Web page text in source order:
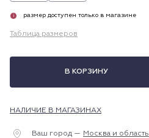
i размер доступен только в магазине
Таблица размеров
В КОРЗИНУ
НАЛИЧИЕ В МАГАЗИНАХ
Ваш город — Москва и область